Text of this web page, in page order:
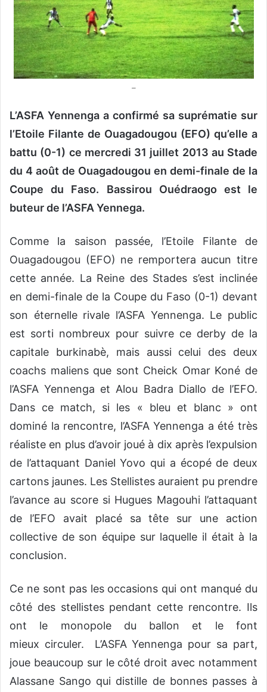
u
n
c
o
u
r
l
–
L’ASFA Yennenga a confirmé sa suprématie sur
l’Etoile Filante de Ouagadougou (EFO) qu’elle a
battu (0-1) ce mercredi 31 juillet 2013 au Stade
du 4 août de Ouagadougou en demi-finale de la
Coupe du Faso. Bassirou Ouédraogo est le
buteur de l’ASFA Yennega.
Comme la saison passée, l’Etoile Filante de
Ouagadougou (EFO) ne remportera aucun titre
cette année. La Reine des Stades s’est inclinée
en demi-finale de la Coupe du Faso (0-1) devant
son éternelle rivale l’ASFA Yennenga. Le public
est sorti nombreux pour suivre ce derby de la
capitale burkinabè, mais aussi celui des deux
coachs maliens que sont Cheick Omar Koné de
l’ASFA Yennenga et Alou Badra Diallo de l’EFO.
Dans ce match, si les « bleu et blanc » ont
dominé la rencontre, l’ASFA Yennenga a été très
réaliste en plus d’avoir joué à dix après l’expulsion
de l’attaquant Daniel Yovo qui a écopé de deux
cartons jaunes. Les Stellistes auraient pu prendre
l’avance au score si Hugues Magouhi l’attaquant
de l’EFO avait placé sa tête sur une action
collective de son équipe sur laquelle il était à la
conclusion.
Ce ne sont pas les occasions qui ont manqué du
côté des stellistes pendant cette rencontre. Ils
ont le monopole du ballon et le font
mieux circuler. L’ASFA Yennenga pour sa part,
joue beaucoup sur le côté droit avec notamment
Alassane Sango qui distille de bonnes passes à